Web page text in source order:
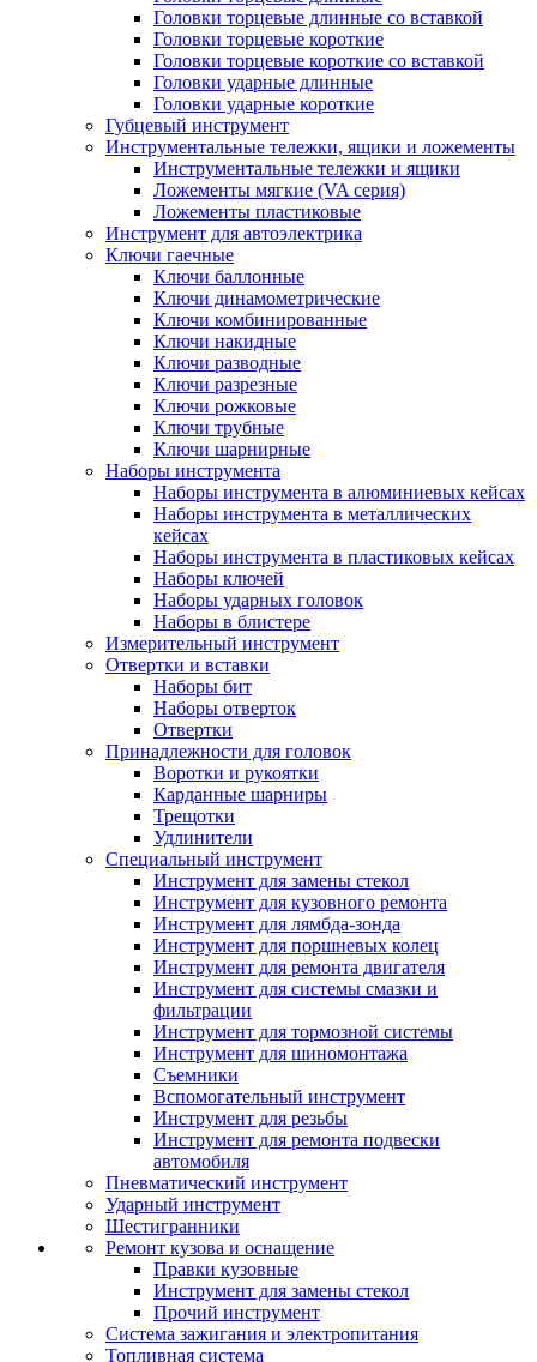
Головки торцевые длинные со вставкой
Головки торцевые короткие
Головки торцевые короткие со вставкой
Головки ударные длинные
Головки ударные короткие
Губцевый инструмент
Инструментальные тележки, ящики и ложементы
Инструментальные тележки и ящики
Ложементы мягкие (VA серия)
Ложементы пластиковые
Инструмент для автоэлектрика
Ключи гаечные
Ключи баллонные
Ключи динамометрические
Ключи комбинированные
Ключи накидные
Ключи разводные
Ключи разрезные
Ключи рожковые
Ключи трубные
Ключи шарнирные
Наборы инструмента
Наборы инструмента в алюминиевых кейсах
Наборы инструмента в металлических
кейсах
Наборы инструмента в пластиковых кейсах
Наборы ключей
Наборы ударных головок
Наборы в блистере
Измерительный инструмент
Отвертки и вставки
Наборы бит
Наборы отверток
Отвертки
Принадлежности для головок
Воротки и рукоятки
Карданные шарниры
Трещотки
Удлинители
Специальный инструмент
Инструмент для замены стекол
Инструмент для кузовного ремонта
Инструмент для лямбда-зонда
Инструмент для поршневых колец
Инструмент для ремонта двигателя
Инструмент для системы смазки и
фильтрации
Инструмент для тормозной системы
Инструмент для шиномонтажа
Съемники
Вспомогательный инструмент
Инструмент для резьбы
Инструмент для ремонта подвески
автомобиля
Пневматический инструмент
Ударный инструмент
Шестигранники
Ремонт кузова и оснащение
Правки кузовные
Инструмент для замены стекол
Прочий инструмент
Система зажигания и электропитания
Топливная система